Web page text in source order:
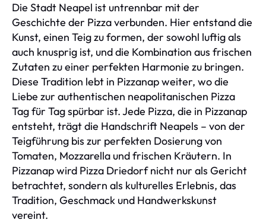
Die Stadt Neapel ist untrennbar mit der
Geschichte der Pizza verbunden. Hier entstand die
Kunst, einen Teig zu formen, der sowohl luftig als
auch knusprig ist, und die Kombination aus frischen
Zutaten zu einer perfekten Harmonie zu bringen.
Diese Tradition lebt in Pizzanap weiter, wo die
Liebe zur authentischen neapolitanischen Pizza
Tag für Tag spürbar ist. Jede Pizza, die in Pizzanap
entsteht, trägt die Handschrift Neapels – von der
Teigführung bis zur perfekten Dosierung von
Tomaten, Mozzarella und frischen Kräutern. In
Pizzanap wird Pizza Driedorf nicht nur als Gericht
betrachtet, sondern als kulturelles Erlebnis, das
Tradition, Geschmack und Handwerkskunst
vereint.